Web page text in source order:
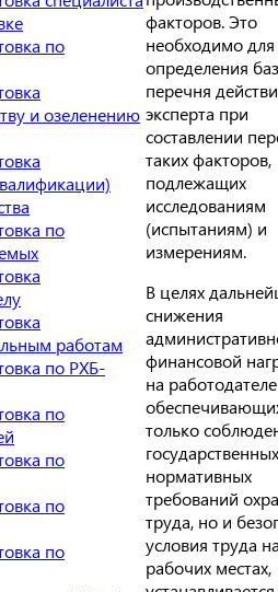
по
и озеленению
по
работам
по РХБ-
по
по
по
по
факторов. Это
необходимо для
определения
перечня
эксперта при
составлении
таких факторов,
подлежащих
исследованиям
(испытаниям) и
измерениям.
В целях
снижения
финансовой
на
только
государственных
нормативных
требований
труда, но и
условия труда
рабочих местах,